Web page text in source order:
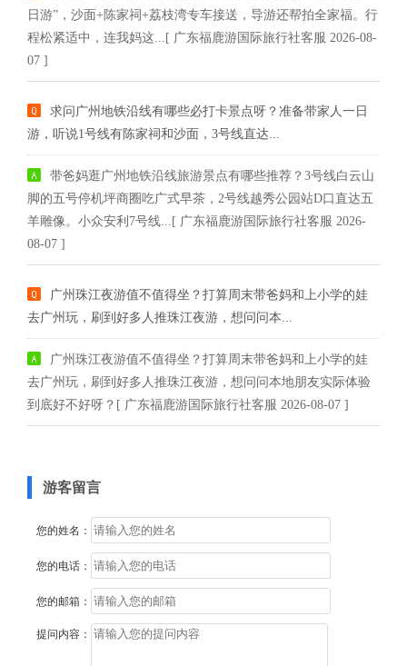
日游”，沙面+陈家祠+荔枝湾专车接送，导游还帮拍全家福。行
程松紧适中，连我妈这...[ 广东福鹿游国际旅行社客服 2026-08-
07 ]
求问广州地铁沿线有哪些必打卡景点呀？准备带家人一日
游，听说1号线有陈家祠和沙面，3号线直达...
带爸妈逛广州地铁沿线旅游景点有哪些推荐？3号线白云山
脚的五号停机坪商圈吃广式早茶，2号线越秀公园站D口直达五
羊雕像。小众安利7号线...[ 广东福鹿游国际旅行社客服 2026-
08-07 ]
广州珠江夜游值不值得坐？打算周末带爸妈和上小学的娃
去广州玩，刷到好多人推珠江夜游，想问问本...
广州珠江夜游值不值得坐？打算周末带爸妈和上小学的娃
去广州玩，刷到好多人推珠江夜游，想问问本地朋友实际体验
到底好不好呀？[ 广东福鹿游国际旅行社客服 2026-08-07 ]
游客留言
您的姓名：
您的电话：
您的邮箱：
提问内容：